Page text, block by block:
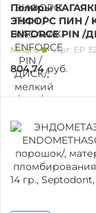
СМАЗКА
Полиры
ЭНФОРС ПИН /
ENFORCE PIN /
мелкий /32 µ/,
шт./, Kagayaki,
Много Арт: EP
804,74руб.